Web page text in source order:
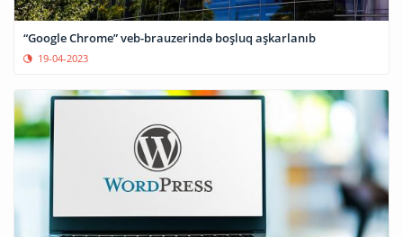
“Google Chrome” veb-brauzerində boşluq aşkarlanıb
19-04-2023